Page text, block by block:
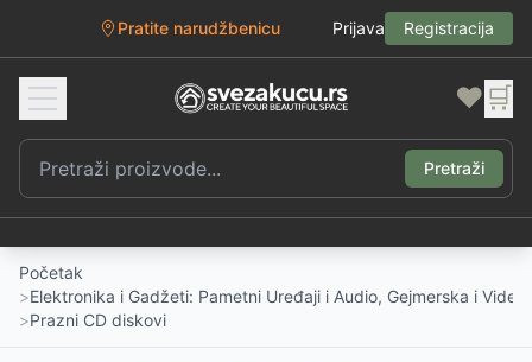
Pratite narudžbenicu Prijava Registracija
❤️ 🛒
Pretraži
Početak
>Elektronika i Gadžeti: Pametni Uređaji i Audio, Gejmerska i Video
>Prazni CD diskovi